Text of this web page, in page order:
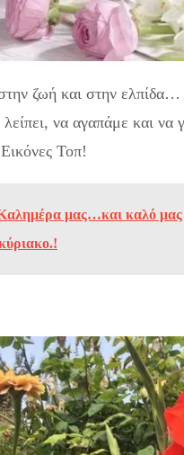
ζωή και στην ελπίδα…
λείπει, να αγαπάμε και
Τοπ!
μας…και καλό μας